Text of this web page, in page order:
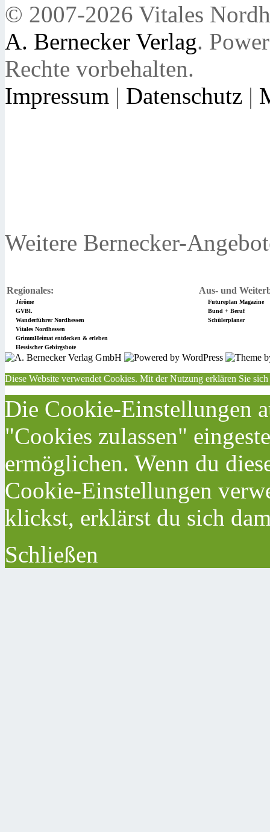
© 2007-2026 Vitales
A. Bernecker Verlag.
Rechte vorbehalten.
Impressum | Datenschutz |
Weitere Bernecker-
Regionales: Aus- und
Jérôme
Futureplan Magazine
GVBl.
Bund + Beruf
Wanderführer Nordhessen
Schülerplaner
Vitales Nordhessen
GrimmHeimat entdecken & erleben
Hessischer Gebirgsbote
Diese Website verwendet Cookies. Mit der Nutzung erklären Sie
Die Cookie-Einstellungen
"Cookies zulassen"
ermöglichen. Wenn du
Cookie-Einstellungen
klickst, erklärst du sich
Schließen